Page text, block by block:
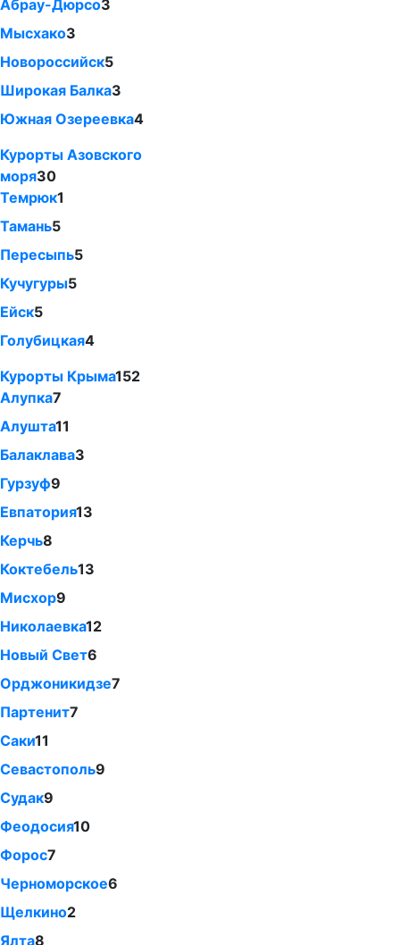
Абрау-Дюрсо3
Мысхако3
Новороссийск5
Широкая Балка3
Южная Озереевка4
Курорты Азовского
моря30
Темрюк1
Тамань5
Пересыпь5
Кучугуры5
Ейск5
Голубицкая4
Курорты Крыма152
Алупка7
Алушта11
Балаклава3
Гурзуф9
Евпатория13
Керчь8
Коктебель13
Мисхор9
Николаевка12
Новый Свет6
Орджоникидзе7
Партенит7
Саки11
Севастополь9
Судак9
Феодосия10
Форос7
Черноморское6
Щелкино2
Ялта8